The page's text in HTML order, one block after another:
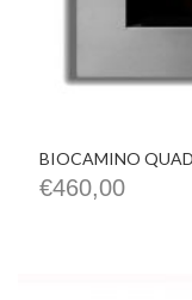
BIOCAMINO
€460,00